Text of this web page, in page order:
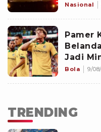
Nasional
Pamer
Jadi
PSV
Bola 9/
TRENDING